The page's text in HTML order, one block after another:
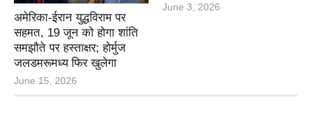
अमेरिका-ईरान युद्धविराम पर
सहमत, 19 जून को होगा शांति
समझौते पर हस्ताक्षर; होर्मुज
जलडमरूमध्य फिर खुलेगा
June 15, 2026
June 3, 2026